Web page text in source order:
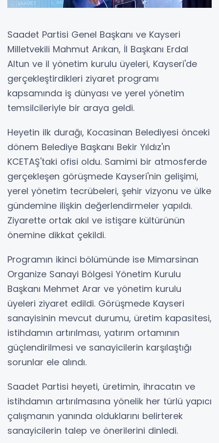
Saadet Partisi Genel Başkanı ve Kayseri
Milletvekili Mahmut Arıkan, İl Başkanı Erdal
Altun ve il yönetim kurulu üyeleri, Kayseri'de
gerçekleştirdikleri ziyaret programı
kapsamında iş dünyası ve yerel yönetim
temsilcileriyle bir araya geldi.
Heyetin ilk durağı, Kocasinan Belediyesi önceki
dönem Belediye Başkanı Bekir Yıldız'ın
KCETAŞ'taki ofisi oldu. Samimi bir atmosferde
gerçekleşen görüşmede Kayseri'nin gelişimi,
yerel yönetim tecrübeleri, şehir vizyonu ve ülke
gündemine ilişkin değerlendirmeler yapıldı.
Ziyarette ortak akıl ve istişare kültürünün
önemine dikkat çekildi.
Programın ikinci bölümünde ise Mimarsinan
Organize Sanayi Bölgesi Yönetim Kurulu
Başkanı Mehmet Arar ve yönetim kurulu
üyeleri ziyaret edildi. Görüşmede Kayseri
sanayisinin mevcut durumu, üretim kapasitesi,
istihdamın artırılması, yatırım ortamının
güçlendirilmesi ve sanayicilerin karşılaştığı
sorunlar ele alındı.
Saadet Partisi heyeti, üretimin, ihracatın ve
istihdamın artırılmasına yönelik her türlü yapıcı
çalışmanın yanında olduklarını belirterek
sanayicilerin talep ve önerilerini dinledi.